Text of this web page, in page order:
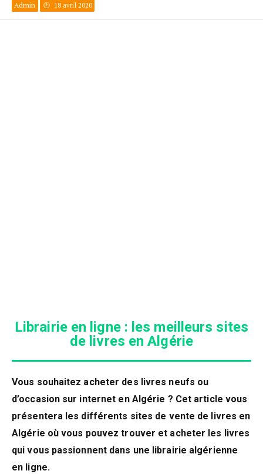
Admin 18 avril 2020
Librairie en ligne : les meilleurs sites
de livres en Algérie
Vous souhaitez acheter des livres neufs ou
d’occasion sur internet en Algérie ? Cet article vous
présentera les différents sites de vente de livres en
Algérie où vous pouvez trouver et acheter les livres
qui vous passionnent dans une librairie algérienne
en ligne.